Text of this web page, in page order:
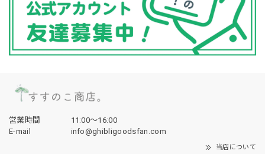
営業時間
11:00〜16:00
E-mail
info@ghibligoodsfan.com
当店について